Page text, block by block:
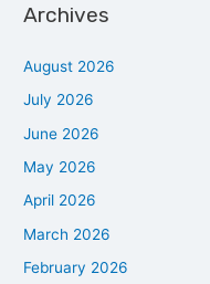
Archives
August 2026
July 2026
June 2026
May 2026
April 2026
March 2026
February 2026